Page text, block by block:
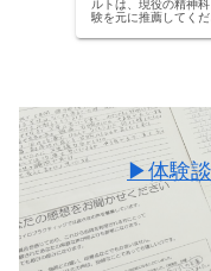
ルトは、現役の精神
験を元に推薦してく
り戻しませんか？
▶体験談